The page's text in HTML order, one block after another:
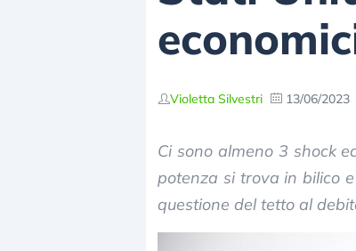
Violetta Silvestri 13/06/2023
Ci sono almeno 3 shock
potenza si trova in bilico
questione del tetto al